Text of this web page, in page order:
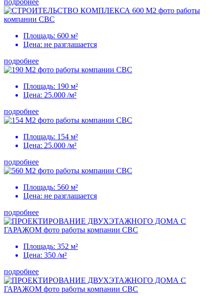
Площадь: 600 м²
Цена: не разглашается
подробнее
Площадь: 190 м²
Цена: 25.000 /м²
подробнее
Площадь: 154 м²
Цена: 25.000 /м²
подробнее
Площадь: 560 м²
Цена: не разглашается
подробнее
Площадь: 352 м²
Цена: 350 /м²
подробнее